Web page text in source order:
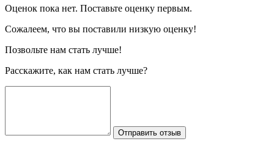
Оценок пока нет. Поставьте оценку первым.
Сожалеем, что вы поставили низкую оценку!
Позвольте нам стать лучше!
Расскажите, как нам стать лучше?
Отправить отзыв